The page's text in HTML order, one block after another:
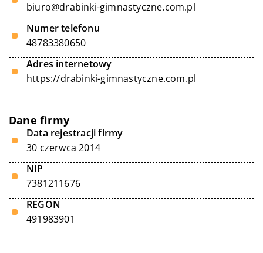
biuro@drabinki-gimnastyczne.com.pl
Numer telefonu
48783380650
Adres internetowy
https://drabinki-gimnastyczne.com.pl
Dane firmy
Data rejestracji firmy
30 czerwca 2014
NIP
7381211676
REGON
491983901